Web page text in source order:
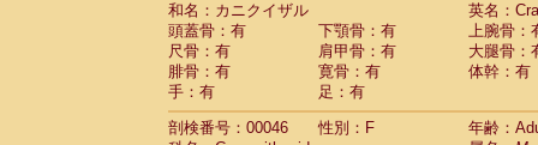
和名：カニクイザル
英名：
頭蓋骨：有
下顎骨：有
上腕骨：
尺骨：有
肩甲骨：有
大腿骨：
腓骨：有
寛骨：有
体幹：有
手：有
足：有
剖検番号：00046
性別：F
年齢：